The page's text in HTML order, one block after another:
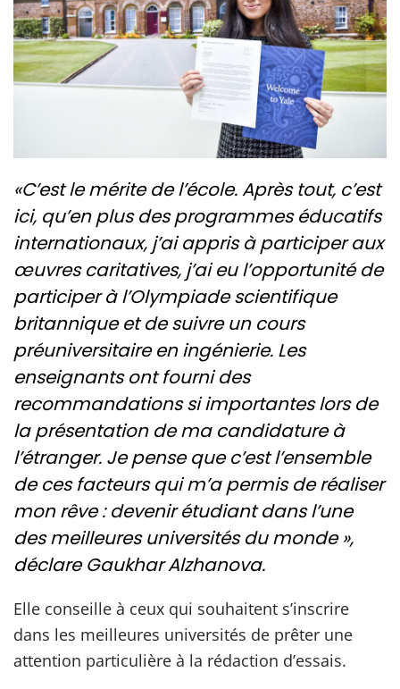
«C’est le mérite de l’école. Après tout, c’est
ici, qu’en plus des programmes éducatifs
internationaux, j’ai appris à participer aux
œuvres caritatives, j’ai eu l’opportunité de
participer à l’Olympiade scientifique
britannique et de suivre un cours
préuniversitaire en ingénierie. Les
enseignants ont fourni des
recommandations si importantes lors de
la présentation de ma candidature à
l’étranger. Je pense que c’est l’ensemble
de ces facteurs qui m’a permis de réaliser
mon rêve : devenir étudiant dans l’une
des meilleures universités du monde »,
déclare Gaukhar Alzhanova.
Elle conseille à ceux qui souhaitent s’inscrire
dans les meilleures universités de prêter une
attention particulière à la rédaction d’essais.